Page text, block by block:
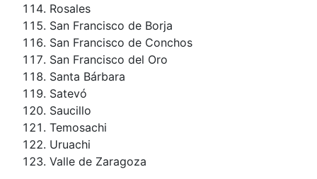
Rosales
San Francisco de Borja
San Francisco de Conchos
San Francisco del Oro
Santa Bárbara
Satevó
Saucillo
Temosachi
Uruachi
Valle de Zaragoza